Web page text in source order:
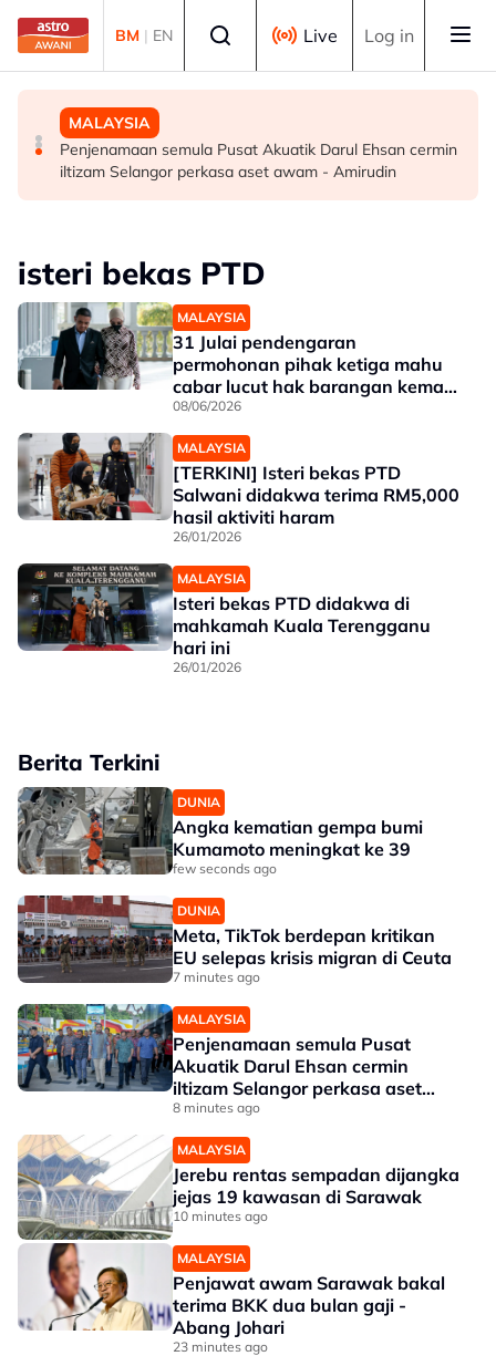
Skip to main content
BM | EN Live Log in
DUNIA
Angka kematian gempa bumi Kumamoto meningkat ke
39
DUNIA
Meta, TikTok berdepan kritikan EU selepas krisis migran
di Ceuta
MALAYSIA
Penjenamaan semula Pusat Akuatik Darul Ehsan cermin
iltizam Selangor perkasa aset awam - Amirudin
isteri bekas PTD
MALAYSIA
31 Julai pendengaran
permohonan pihak ketiga mahu
cabar lucut hak barangan kemas
isteri bekas PTD
08/06/2026
MALAYSIA
[TERKINI] Isteri bekas PTD
Salwani didakwa terima RM5,000
hasil aktiviti haram
26/01/2026
MALAYSIA
Isteri bekas PTD didakwa di
mahkamah Kuala Terengganu
hari ini
26/01/2026
Berita Terkini
DUNIA
Angka kematian gempa bumi
Kumamoto meningkat ke 39
few seconds ago
DUNIA
Meta, TikTok berdepan kritikan
EU selepas krisis migran di Ceuta
7 minutes ago
MALAYSIA
Penjenamaan semula Pusat
Akuatik Darul Ehsan cermin
iltizam Selangor perkasa aset
awam - Amirudin
8 minutes ago
MALAYSIA
Jerebu rentas sempadan dijangka
jejas 19 kawasan di Sarawak
10 minutes ago
MALAYSIA
Penjawat awam Sarawak bakal
terima BKK dua bulan gaji -
Abang Johari
23 minutes ago